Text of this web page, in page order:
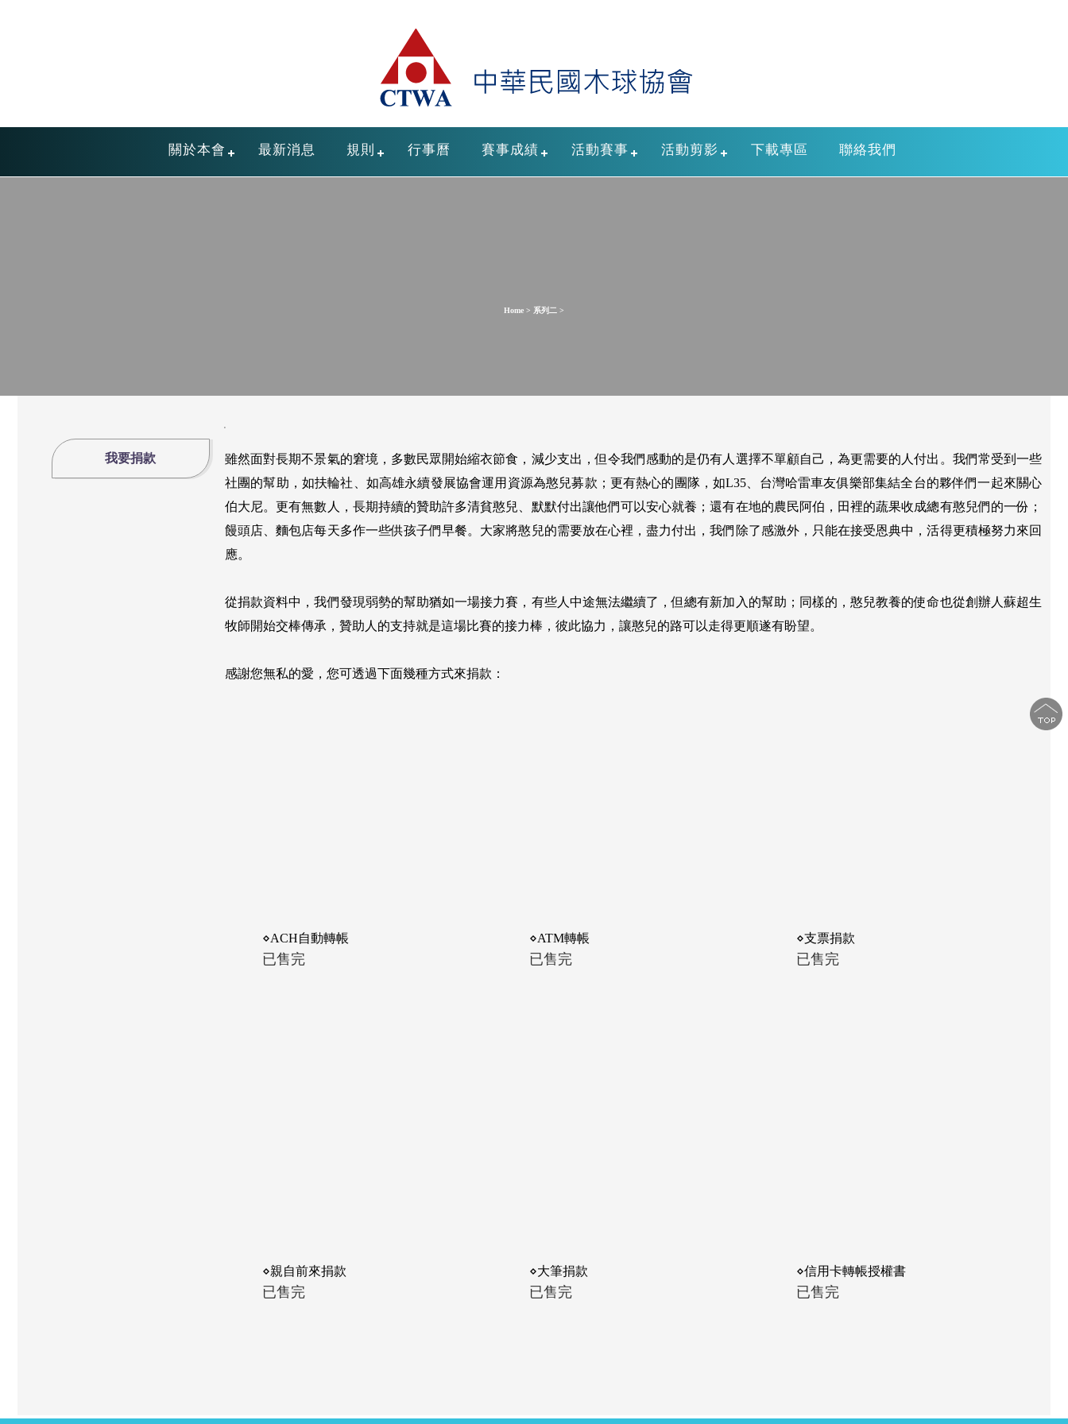
關於本會 最新消息 規則 行事曆 賽事成績 活動賽事 活動剪影 下載專區 聯絡我們
Home > 系列二 >
我要捐款
‧
雖然面對長期不景氣的窘境，多數民眾開始縮衣節食，減少支出，但令我們感動的是仍有人選擇不單顧自己，為更需要的人付出。我們常受到一些
社團的幫助，如扶輪社、如高雄永續發展協會運用資源為憨兒募款；更有熱心的團隊，如L35、台灣哈雷車友俱樂部集結全台的夥伴們一起來關心
伯大尼。更有無數人，長期持續的贊助許多清貧憨兒、默默付出讓他們可以安心就養；還有在地的農民阿伯，田裡的蔬果收成總有憨兒們的一份；
饅頭店、麵包店每天多作一些供孩子們早餐。大家將憨兒的需要放在心裡，盡力付出，我們除了感激外，只能在接受恩典中，活得更積極努力來回
應。
從捐款資料中，我們發現弱勢的幫助猶如一場接力賽，有些人中途無法繼續了，但總有新加入的幫助；同樣的，憨兒教養的使命也從創辦人蘇超生
牧師開始交棒傳承，贊助人的支持就是這場比賽的接力棒，彼此協力，讓憨兒的路可以走得更順遂有盼望。
感謝您無私的愛，您可透過下面幾種方式來捐款：
⋄ACH自動轉帳
已售完
⋄ATM轉帳
已售完
⋄支票捐款
已售完
⋄親自前來捐款
已售完
⋄大筆捐款
已售完
⋄信用卡轉帳授權書
已售完